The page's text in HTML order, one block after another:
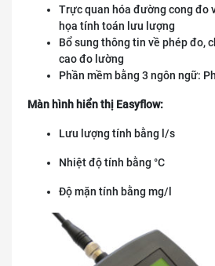
Trực quan hóa đường cong đo
họa tính toán lưu lượng
Bổ sung thông tin về phép đo,
cao đo lường
Phần mềm bằng 3 ngôn ngữ:
Màn hình hiển thị Easyflow:
Lưu lượng tính bằng l/s
Nhiệt độ tính bằng °C
Độ mặn tính bằng mg/l